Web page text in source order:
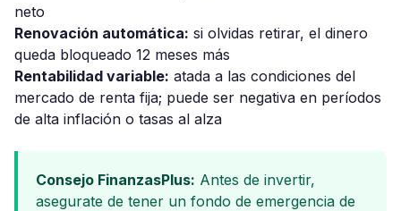
neto
Renovación automática: si olvidas retirar, el dinero
queda bloqueado 12 meses más
Rentabilidad variable: atada a las condiciones del
mercado de renta fija; puede ser negativa en períodos
de alta inflación o tasas al alza
Consejo FinanzasPlus: Antes de invertir,
asegurate de tener un fondo de emergencia de